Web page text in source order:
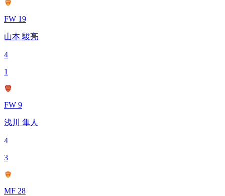
FW 19
山本 駿亮
4
1
FW 9
浅川 隼人
4
3
MF 28